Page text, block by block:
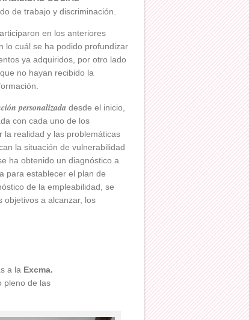
de trabajo y discriminación.
en los anteriores
lo cuál se ha podido profundizar
ya adquiridos, por otro lado
no hayan recibido la
personalizadadesde el inicio,
con cada uno de los
la realidad y las problemáticas
la situación de vulnerabilidad
ha obtenido un diagnóstico a
para establecer el plan de
de la empleabilidad, se
objetivos a alcanzar, los
a la Excma.
pleno de las